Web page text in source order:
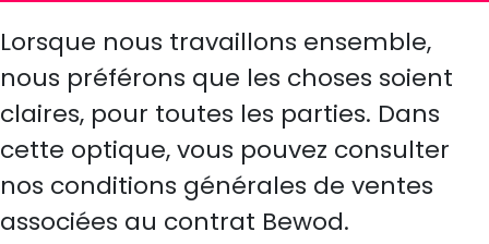
Lorsque nous travaillons ensemble,
nous préférons que les choses soient
claires, pour toutes les parties. Dans
cette optique, vous pouvez consulter
nos conditions générales de ventes
associées au contrat Bewod.